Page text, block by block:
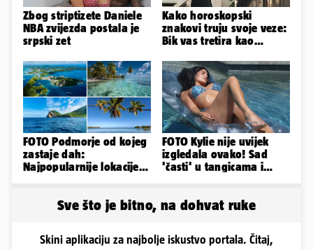
Zbog striptizete Daniele
NBA zvijezda postala je
srpski zet
Kako horoskopski
znakovi truju svoje veze:
Bik vas tretira kao
ugovor
FOTO Podmorje od kojeg
zastaje dah:
Najpopularnije lokacije
FOTO Kylie nije uvijek
izgledala ovako! Sad
'časti' u tangicama i
Sve što je bitno, na dohvat ruke
Skini aplikaciju za najbolje iskustvo portala. Čitaj,